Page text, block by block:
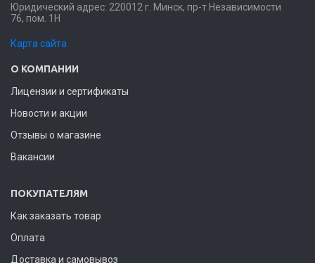
Юридический адрес: 220012 г. Минск, пр-т Независимости
76, пом. 1Н
Карта сайта
О КОМПАНИИ
Лицензии и сертификаты
Новости и акции
Отзывы о магазине
Вакансии
ПОКУПАТЕЛЯМ
Как заказать товар
Оплата
Доставка и самовывоз